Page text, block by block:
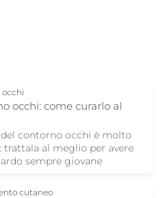
occhi: come curarlo al
del contorno occhi è molto
trattala al meglio per avere
sempre giovane
cutaneo